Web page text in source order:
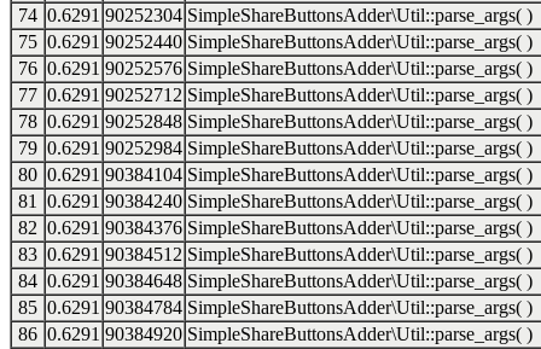
74 0.6291 90252304 SimpleShareButtonsAdder\Util::parse_args( )
75 0.6291 90252440 SimpleShareButtonsAdder\Util::parse_args( )
76 0.6291 90252576 SimpleShareButtonsAdder\Util::parse_args( )
77 0.6291 90252712 SimpleShareButtonsAdder\Util::parse_args( )
78 0.6291 90252848 SimpleShareButtonsAdder\Util::parse_args( )
79 0.6291 90252984 SimpleShareButtonsAdder\Util::parse_args( )
80 0.6291 90384104 SimpleShareButtonsAdder\Util::parse_args( )
81
0.6291 90384240 SimpleShareButtonsAdder\Util::parse_args( )
82 0.6291 90384376 SimpleShareButtonsAdder\Util::parse_args( )
83 0.6291 90384512 SimpleShareButtonsAdder\Util::parse_args( )
84 0.6291 90384648 SimpleShareButtonsAdder\Util::parse_args( )
85 0.6291 90384784 SimpleShareButtonsAdder\Util::parse_args( )
86 0.6291 90384920 SimpleShareButtonsAdder\Util::parse_args( )